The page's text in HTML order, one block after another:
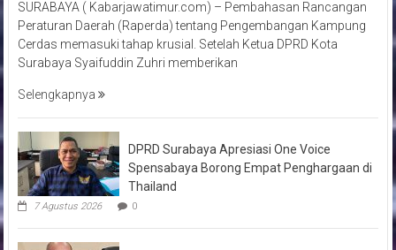
SURABAYA ( Kabarjawatimur.com) – Pembahasan Rancangan
Peraturan Daerah (Raperda) tentang Pengembangan Kampung
Cerdas memasuki tahap krusial. Setelah Ketua DPRD Kota
Surabaya Syaifuddin Zuhri memberikan
Selengkapnya
DPRD Surabaya Apresiasi One Voice
Spensabaya Borong Empat Penghargaan di
Thailand
7 Agustus 2026 0